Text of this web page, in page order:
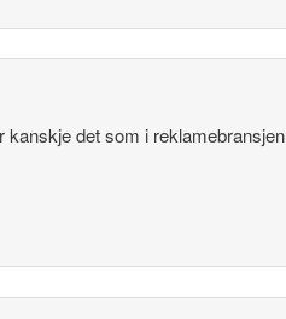
kanskje det som i reklamebransjen